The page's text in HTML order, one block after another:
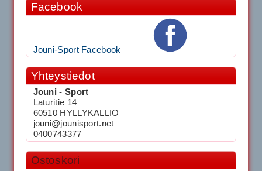
Facebook
Jouni-Sport Facebook
Yhteystiedot
Jouni - Sport
Laturitie 14
60510 HYLLYKALLIO
jouni@jounisport.net
0400743377
Ostoskori